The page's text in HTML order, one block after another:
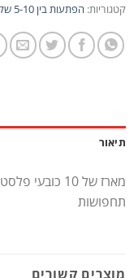
קטגוריות: הפתעות בין 5-10 שקלים
תיאור
מארז של 10
תחפושות
מוצרים קשורים